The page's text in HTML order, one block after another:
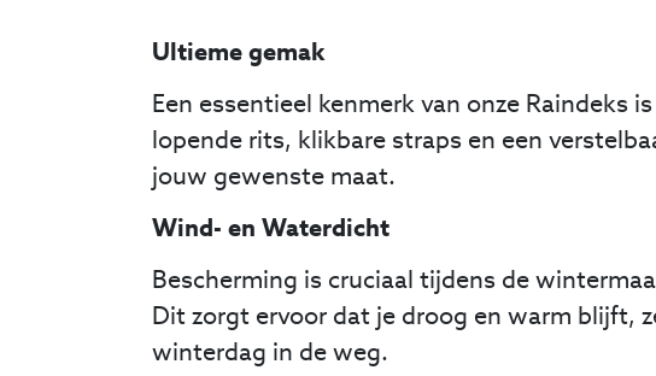
Ultieme gemak
Een essentieel kenmerk van onze Raindeks
lopende rits, klikbare straps en een
jouw gewenste maat.
Wind- en Waterdicht
Bescherming is cruciaal tijdens de
Dit zorgt ervoor dat je droog en warm blijft,
winterdag in de weg.